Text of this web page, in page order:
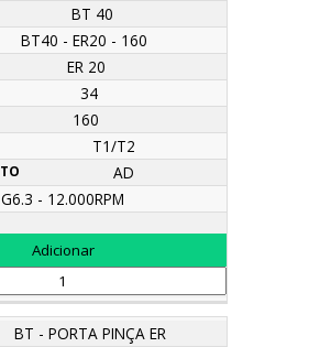
BT 40
BT40 - ER20 - 160
ER 20
34
160
T1/T2
AD
G6.3 - 12.000RPM
BT - PORTA PINÇA ER